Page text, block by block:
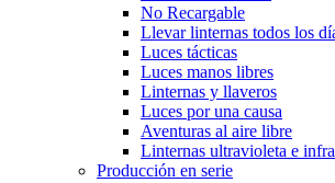
No Recargable
Llevar linternas todos los
Luces tácticas
Luces manos libres
Linternas y llaveros
Luces por una causa
Aventuras al aire libre
Linternas ultravioleta e
Producción en serie